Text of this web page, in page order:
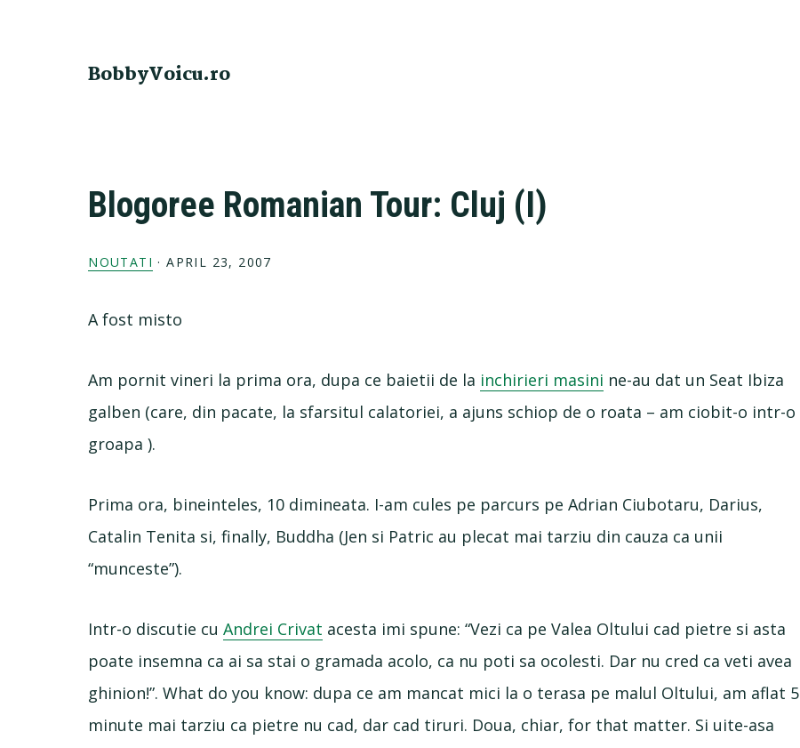
BobbyVoicu.ro
Blogoree Romanian Tour: Cluj (I)
NOUTATI · APRIL 23, 2007
A fost misto
Am pornit vineri la prima ora, dupa ce baietii de la inchirieri masini ne-au dat un Seat Ibiza
galben (care, din pacate, la sfarsitul calatoriei, a ajuns schiop de o roata – am ciobit-o intr-o
groapa ).
Prima ora, bineinteles, 10 dimineata. I-am cules pe parcurs pe Adrian Ciubotaru, Darius,
Catalin Tenita si, finally, Buddha (Jen si Patric au plecat mai tarziu din cauza ca unii
“munceste”).
Intr-o discutie cuAndrei Crivat acesta imi spune: “Vezi ca pe Valea Oltului cad pietre si asta
poate insemna ca ai sa stai o gramada acolo, ca nu poti sa ocolesti. Dar nu cred ca veti avea
ghinion!”. What do you know: dupa ce am mancat mici la o terasa pe malul Oltului, am aflat 5
minute mai tarziu ca pietre nu cad, dar cad tiruri. Doua, chiar, for that matter. Si uite-asa